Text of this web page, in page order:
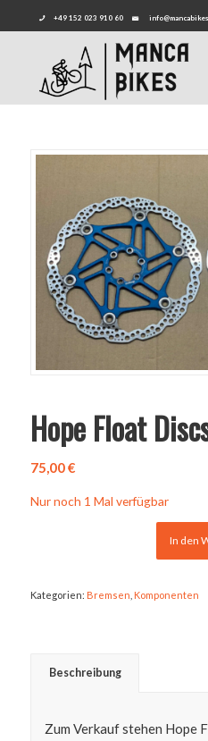
+49 152 023 910 60
Hope Float
75,00€
Nur noch 1 Mal verfügbar
In den
Kategorien: Bremsen Komponenten
Beschreibung
Zum Verkauf stehen Hope